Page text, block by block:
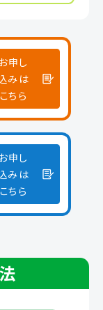
お申し
みは
こちら
お申し
みは
こちら